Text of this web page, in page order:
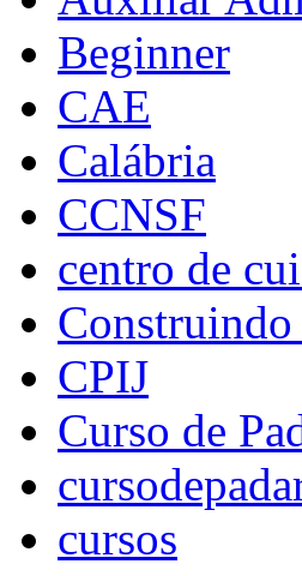
Beginner
CAE
Calábria
CCNSF
centro de
CPIJ
Curso de
cursos